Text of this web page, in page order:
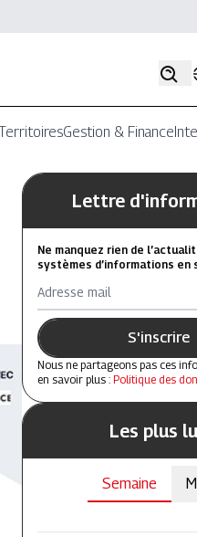
Gestion & Finance
Lettre
Ne manquez rien de
systèmes d’informations en
Adresse mail
S'inscrire
Nous ne partageons pas ces
en savoir plus : Politique des
Les plus
Semaine